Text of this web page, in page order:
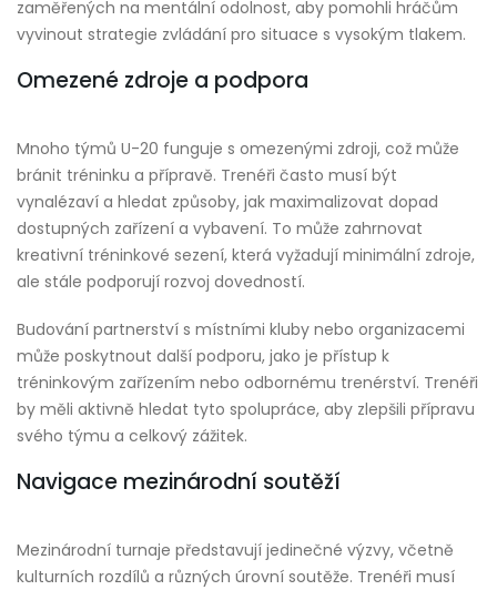
zaměřených na mentální odolnost, aby pomohli hráčům
vyvinout strategie zvládání pro situace s vysokým tlakem.
Omezené zdroje a podpora
Mnoho týmů U-20 funguje s omezenými zdroji, což může
bránit tréninku a přípravě. Trenéři často musí být
vynalézaví a hledat způsoby, jak maximalizovat dopad
dostupných zařízení a vybavení. To může zahrnovat
kreativní tréninkové sezení, která vyžadují minimální zdroje,
ale stále podporují rozvoj dovedností.
Budování partnerství s místními kluby nebo organizacemi
může poskytnout další podporu, jako je přístup k
tréninkovým zařízením nebo odbornému trenérství. Trenéři
by měli aktivně hledat tyto spolupráce, aby zlepšili přípravu
svého týmu a celkový zážitek.
Navigace mezinárodní soutěží
Mezinárodní turnaje představují jedinečné výzvy, včetně
kulturních rozdílů a různých úrovní soutěže. Trenéři musí